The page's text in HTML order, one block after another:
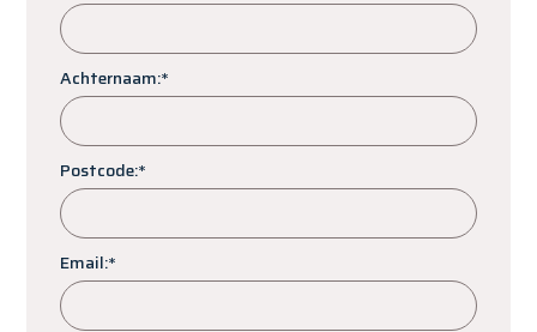
Achternaam:*
Postcode:*
Email:*